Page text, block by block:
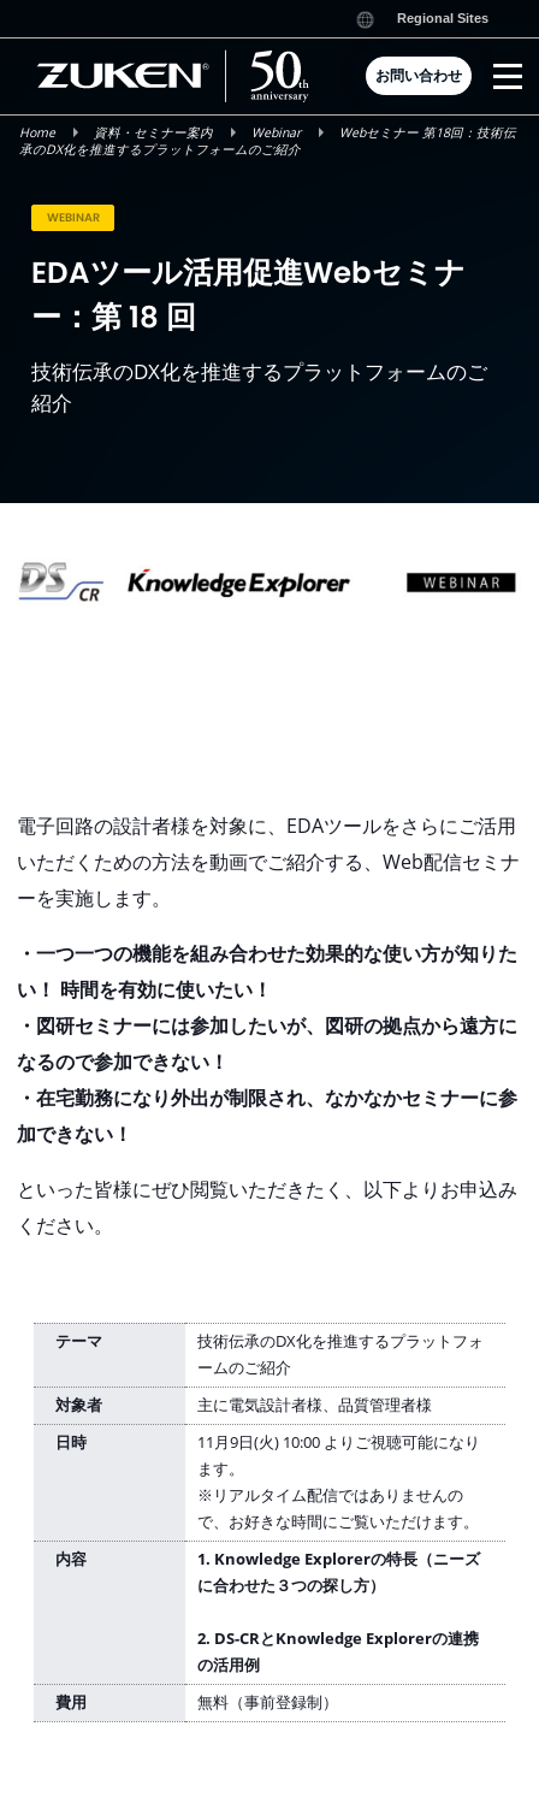
to
content
Regional Sites
お問い合わせ
Home 資料・セミナー案内 Webinar
Webセミナー 第18回：技術伝
承のDX化を推進するプラットフォームのご紹介
WEBINAR
EDAツール活用促進Webセミナ
ー：第 18 回
技術伝承のDX化を推進するプラットフォームのご
紹介
電子回路の設計者様を対象に、EDAツールをさらにご活用
いただくための方法を動画でご紹介する、Web配信セミナ
ーを実施します。
・一つ一つの機能を組み合わせた効果的な使い方が知りた
い！ 時間を有効に使いたい！
・図研セミナーには参加したいが、図研の拠点から遠方に
なるので参加できない！
・在宅勤務になり外出が制限され、なかなかセミナーに参
加できない！
といった皆様にぜひ閲覧いただきたく、以下よりお申込み
ください。
テーマ
技術伝承のDX化を推進するプラットフォ
ームのご紹介
対象者
主に電気設計者様、品質管理者様
日時
11月9日(火) 10:00 よりご視聴可能になり
ます。
※リアルタイム配信ではありませんの
で、お好きな時間にご覧いただけます。
内容
1. Knowledge Explorerの特長（ニーズ
に合わせた３つの探し方）
2. DS-CRとKnowledge Explorerの連携
の活用例
費用
無料（事前登録制）